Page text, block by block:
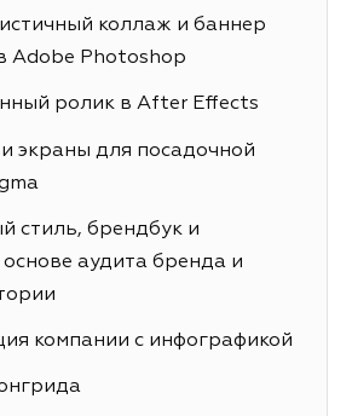
коллаж и баннер
Adobe Photoshop
ролик в After Effects
экраны для посадочной
стиль, брендбук и
аудита бренда и
компании с инфографикой